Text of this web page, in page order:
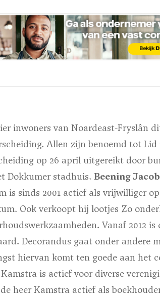
inwoners van Noardeast-Fryslân
Allen zijn benoemd tot Lid
op 26 april uitgereikt door
Dokkumer stadhuis. Beening
is sinds 2001 actief als vrijwilliger
Ook verkoopt hij lootjes Zo
Vanaf 2012
Decorandus gaat onder andere
hiervan komt ten goede aan het
Kamstra is actief voor diverse
de heer Kamstra actief als